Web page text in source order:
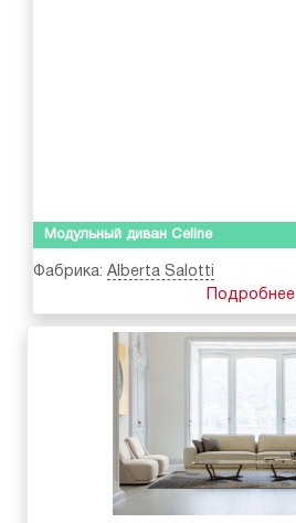
Модульный диван Celine
Фабрика: Alberta Salotti
Подробнее